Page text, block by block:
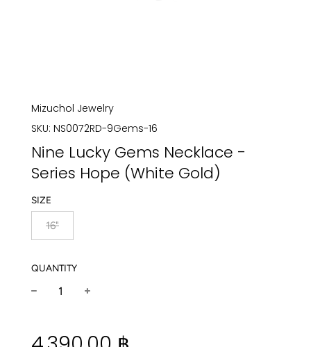
Mizuchol Jewelry
SKU: NS0072RD-9Gems-16
Nine Lucky Gems Necklace -
Series Hope (White Gold)
SIZE
16"
QUANTITY
price